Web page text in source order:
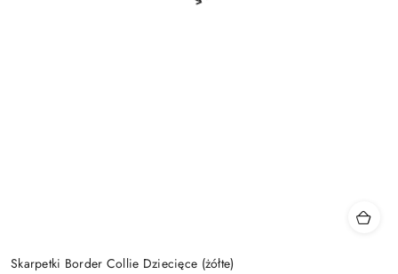
Skarpetki Border Collie Dziecięce (żółte)